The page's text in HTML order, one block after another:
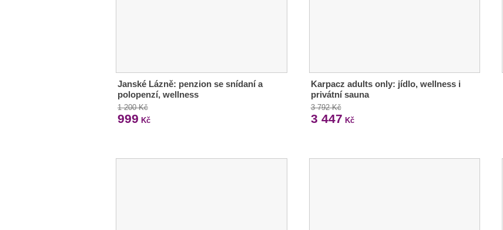
Janské Lázně: penzion se snídaní a
polopenzí, wellness
1 200 Kč
999 Kč
Karpacz adults only: jídlo, wellness i
privátní sauna
3 792 Kč
3 447 Kč